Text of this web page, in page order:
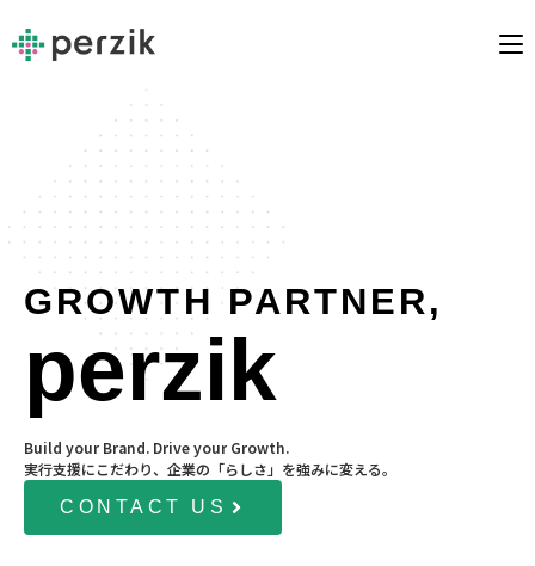
GROWTH PARTNER,
perzik
Build your Brand. Drive your Growth.
実行支援にこだわり、企業の「らしさ」を強みに変える。
CONTACT US